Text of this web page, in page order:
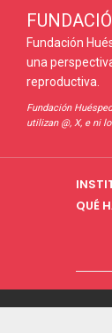
Fundación
una
reproductiva.
Fundación
utilizan @, X, e ni
QUÉ